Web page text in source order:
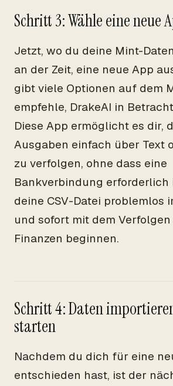
Schritt 3: Wähle eine neue
Jetzt, wo du deine Mint-
an der Zeit, eine neue App
gibt viele Optionen auf dem
empfehle, DrakeAI in
Diese App ermöglicht es dir,
Ausgaben einfach über Text
zu verfolgen, ohne dass eine
Bankverbindung erforderlich
deine CSV-Datei problemlos
und sofort mit dem
Finanzen beginnen.
Schritt 4: Daten
starten
Nachdem du dich für eine
entschieden hast, ist der